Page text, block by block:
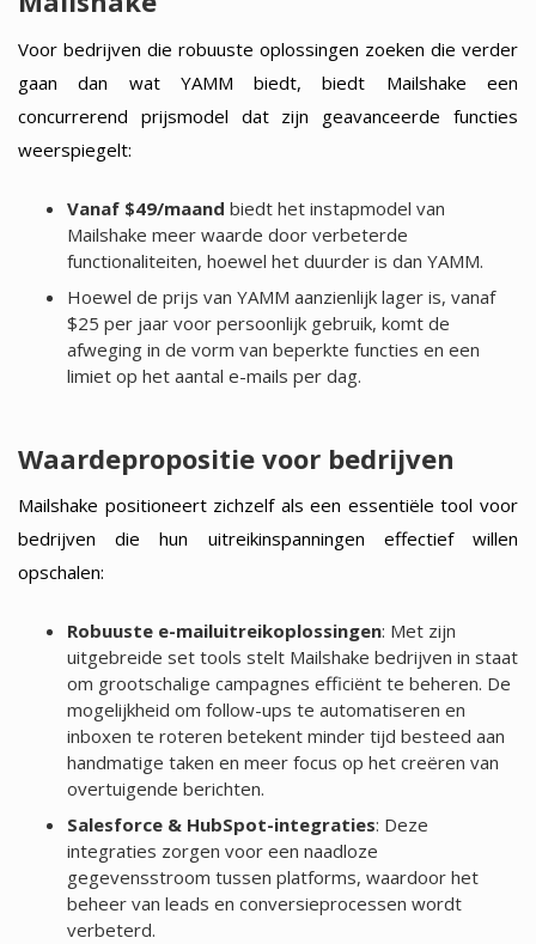
Voor bedrijven die robuuste oplossingen zoeken die verder
gaan dan wat YAMM biedt, biedt Mailshake een
concurrerend prijsmodel dat zijn geavanceerde functies
weerspiegelt:
Vanaf $49/maand biedt het instapmodel van
Mailshake meer waarde door verbeterde
functionaliteiten, hoewel het duurder is dan YAMM.
Hoewel de prijs van YAMM aanzienlijk lager is, vanaf
$25 per jaar voor persoonlijk gebruik, komt de
afweging in de vorm van beperkte functies en een
limiet op het aantal e-mails per dag.
Waardepropositie voor bedrijven
Mailshake positioneert zichzelf als een essentiële tool voor
bedrijven die hun uitreikinspanningen effectief willen
opschalen:
Robuuste e-mailuitreikoplossingen: Met zijn
uitgebreide set tools stelt Mailshake bedrijven in staat
om grootschalige campagnes efficiënt te beheren. De
mogelijkheid om follow-ups te automatiseren en
inboxen te roteren betekent minder tijd besteed aan
handmatige taken en meer focus op het creëren van
overtuigende berichten.
Salesforce & HubSpot-integraties: Deze
integraties zorgen voor een naadloze
gegevensstroom tussen platforms, waardoor het
beheer van leads en conversieprocessen wordt
verbeterd.